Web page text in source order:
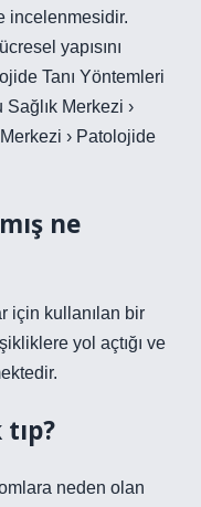
incelenmesidir.
yapısını
Tanı Yöntemleri
Merkezi ›
› Patolojide
ne
için kullanılan bir
yol açtığı ve
neden olan